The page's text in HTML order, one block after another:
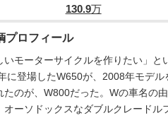
130.9万
プロフィール
いモーターサイクルを作りたい」
に登場したW650が、2008年モデ
たのが、W800だった。Wの車名の
オーソドックスなダブルクレード